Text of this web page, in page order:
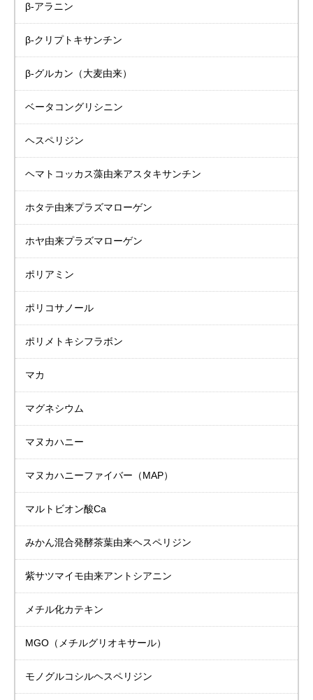
β-アラニン
β-クリプトキサンチン
β-グルカン（大麦由来）
ベータコングリシニン
ヘスペリジン
ヘマトコッカス藻由来アスタキサンチン
ホタテ由来プラズマローゲン
ホヤ由来プラズマローゲン
ポリアミン
ポリコサノール
ポリメトキシフラボン
マカ
マグネシウム
マヌカハニー
マヌカハニーファイバー（MAP）
マルトビオン酸Ca
みかん混合発酵茶葉由来ヘスペリジン
紫サツマイモ由来アントシアニン
メチル化カテキン
MGO（メチルグリオキサール）
モノグルコシルヘスペリジン